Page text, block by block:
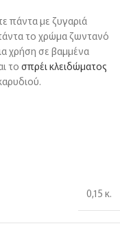
πάντα με ζυγαριά
το χρώμα ζωντανό
χρήση σε βαμμένα
τοσπρέι κλειδώματος
0,15 κ.